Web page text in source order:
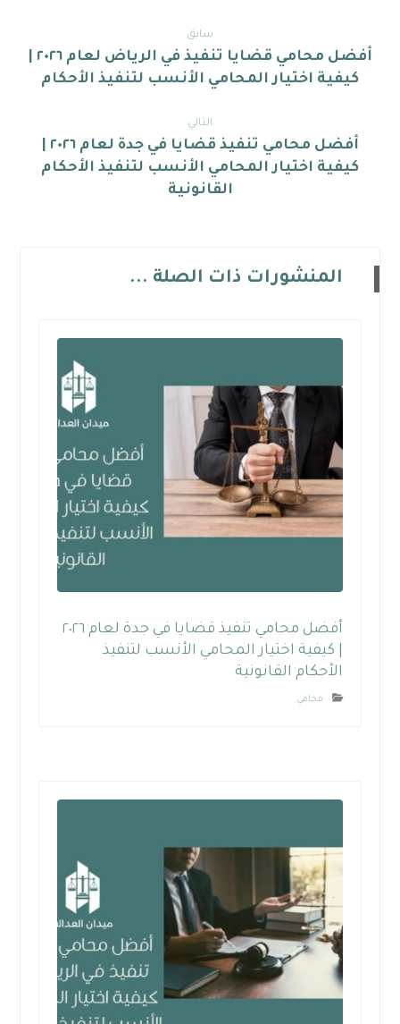
سابق
كيفية اختيار المحامي الأنسب لتنفيذ الأحكام
التالي
كيفية اختيار المحامي الأنسب لتنفيذ الأحكام
القانونية
المنشورات ذات الصلة ...
أفضل محامي تنفيذ قضايا في جدة لعام ٢٠٢٦
| كيفية اختيار المحامي الأنسب لتنفيذ
الأحكام القانونية
محامي